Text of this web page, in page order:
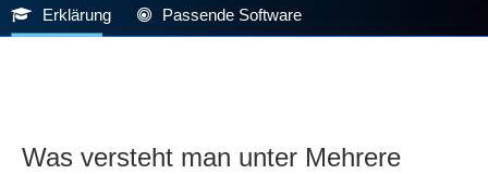
Erklärung Passende Software
Was versteht man unter Mehrere